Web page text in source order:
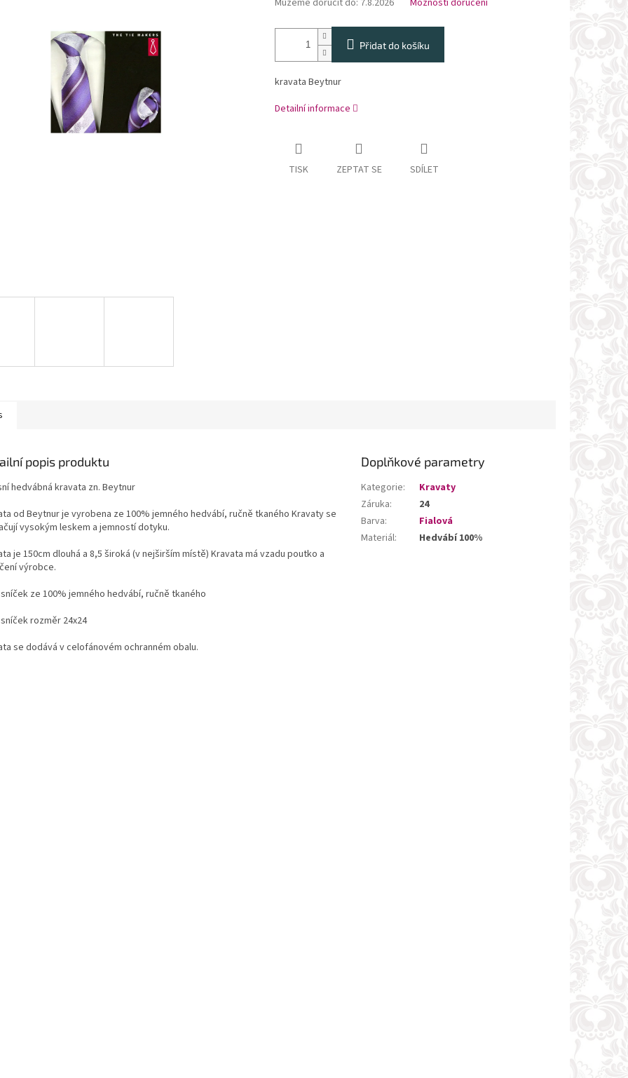
Můžeme doručit do: 7.8.2026 Možnosti doručení
Přidat do košíku
kravata Beytnur
Detailní informace
TISK ZEPTAT SE SDÍLET
popis produktu
hedvábná kravata zn. Beytnur
od Beytnur je vyrobena ze 100% jemného hedvábí, ručně tkaného Kravaty se
vysokým leskem a jemností dotyku.
je 150cm dlouhá a 8,5 široká (v nejširším místě) Kravata má vzadu poutko a
výrobce.
ze 100% jemného hedvábí, ručně tkaného
rozměr 24x24
se dodává v celofánovém ochranném obalu.
Doplňkové parametry
Kategorie:
Kravaty
Záruka:
24
Barva:
Fialová
Materiál: Hedvábí 100%